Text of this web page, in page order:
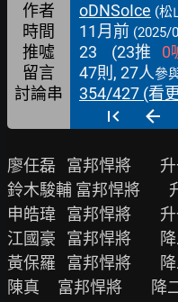
作者
oDNSoIce (松
時間 11月前 (2025/
推噓 23 (23推 0
留言
47則, 27人參
討論串 354/427 (看
廖任磊   富邦悍將
鈴木駿輔 富邦悍將
申皓瑋   富邦悍將
江國豪   富邦悍將
黃保羅   富邦悍將
陳真     富邦悍將        降